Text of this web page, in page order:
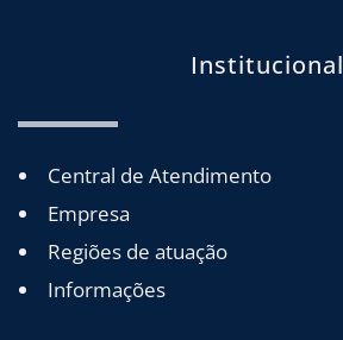
Institucional
Central de Atendimento
Empresa
Regiões de atuação
Informações